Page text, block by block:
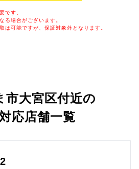
です。
る場合がございます。
は可能ですが、保証対象外となります。
市大宮区付近の
応店舗一覧